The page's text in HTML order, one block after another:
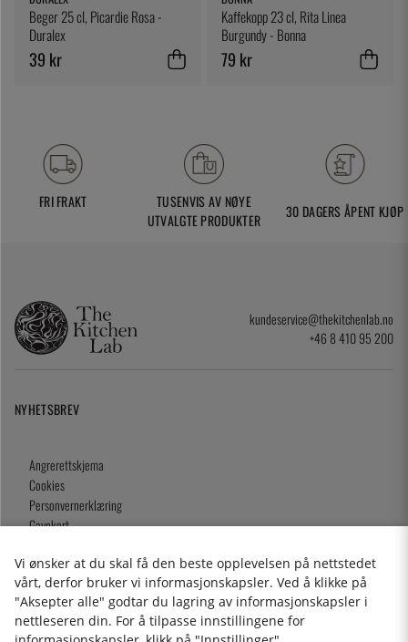
Beger 25 cl, Picardie Rosa -
Duralex
39 kr
Kaffekopp 23 cl, Rita Linea
Burgundy - Bonna
79 kr
FRI FRAKT
TUSENVIS AV NØYE
UTVALGTE PRODUKTER
30 DAGERS ÅPENT KJØP
kundeservice@thekitchenlab.no
+46 8 410 95 200
NYHETSBREV
Angrerettskjema
Cookies
Personvernerklæring
Gavekort
2026 KitchenLab AB
Vi ønsker at du skal få den beste opplevelsen på nettstedet
vårt, derfor bruker vi informasjonskapsler. Ved å klikke på
"Aksepter alle" godtar du lagring av informasjonskapsler i
nettleseren din. For å tilpasse innstillingene for